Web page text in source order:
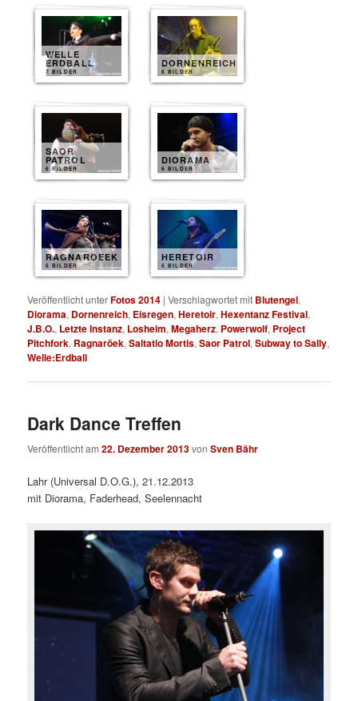
WELLE
ERDBALL
7 BILDER
DORNENREICH
6 BILDER
SAOR
PATROL
6 BILDER
DIORAMA
6 BILDER
RAGNAROEEK
6 BILDER
HERETOIR
5 BILDER
Veröffentlicht unterFotos 2014 |Verschlagwortet mit Blutengel,
Diorama, Dornenreich, Eisregen,Heretoir,Hexentanz Festival,
J.B.O., Letzte Instanz, Losheim,Megaherz, Powerwolf, Project
Pitchfork, Ragnaröek,Saltatio Mortis,Saor Patrol,Subway to Sally,
Welle:Erdball
Dark Dance Treffen
Veröffentlicht am22. Dezember 2013vonSven Bähr
Lahr (Universal D.O.G.), 21.12.2013
mit Diorama, Faderhead, Seelennacht